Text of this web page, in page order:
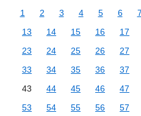
1 2 3 4 5 6 7
13
14 15 16 17
23
24 25 26 27
33
34 35 36 37
43
44 45 46 47
53
54 55 56 57